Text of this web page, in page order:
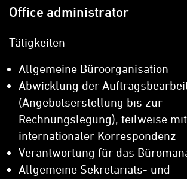
Office administrator
Tätigkeiten
Allgemeine Büroorganisation
Abwicklung der
(Angebotserstellung bis zur
Rechnungslegung), teilweise mit
internationaler Korrespondenz
Verantwortung für das
Allgemeine Sekretariats- und